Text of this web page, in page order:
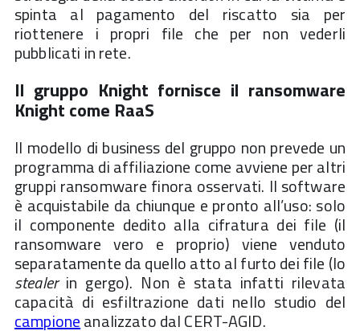
spinta al pagamento del riscatto sia per
riottenere i propri file che per non vederli
pubblicati in rete.
Il gruppo Knight fornisce il ransomware
Knight come RaaS
Il modello di business del gruppo non prevede un
programma di affiliazione come avviene per altri
gruppi ransomware finora osservati. Il software
è acquistabile da chiunque e pronto all’uso: solo
il componente dedito alla cifratura dei file (il
ransomware vero e proprio) viene venduto
separatamente da quello atto al furto dei file (lo
stealerin gergo). Non è stata infatti rilevata
capacità di esfiltrazione dati nello studio del
campioneanalizzato dal CERT-AGID.